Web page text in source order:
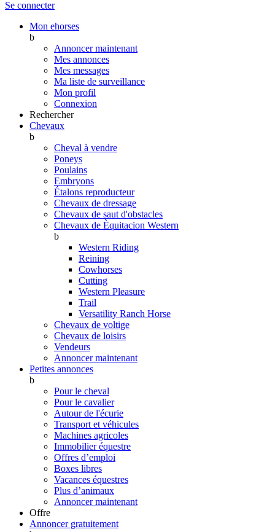
Se connecter
Mon ehorses
b
Annoncer maintenant
Mes annonces
Mes messages
Ma liste de surveillance
Mon profil
Connexion
Rechercher
Chevaux
b
Cheval à vendre
Poneys
Poulains
Embryons
Étalons reproducteur
Chevaux de dressage
Chevaux de saut d'obstacles
Chevaux de Èquitacion Western
b
Western Riding
Reining
Cowhorses
Cutting
Western Pleasure
Trail
Versatility Ranch Horse
Chevaux de voltige
Chevaux de loisirs
Vendeurs
Annoncer maintenant
Petites annonces
b
Pour le cheval
Pour le cavalier
Autour de l'écurie
Transport et véhicules
Machines agricoles
Immobilier équestre
Offres d’emploi
Boxes libres
Vacances équestres
Plus d’animaux
Annoncer maintenant
Offre
Annoncer gratuitement